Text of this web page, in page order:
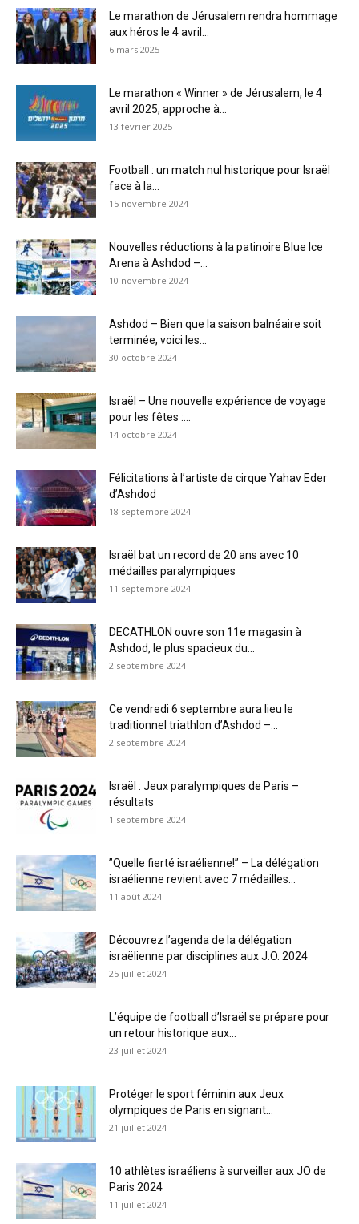
Le marathon de Jérusalem rendra hommage
aux héros le 4 avril...
6 mars 2025
Le marathon « Winner » de Jérusalem, le 4
avril 2025, approche à...
13 février 2025
Football : un match nul historique pour Israël
face à la...
15 novembre 2024
Nouvelles réductions à la patinoire Blue Ice
Arena à Ashdod –...
10 novembre 2024
Ashdod – Bien que la saison balnéaire soit
terminée, voici les...
30 octobre 2024
Israël – Une nouvelle expérience de voyage
pour les fêtes :...
14 octobre 2024
Félicitations à l’artiste de cirque Yahav Eder
d’Ashdod
18 septembre 2024
Israël bat un record de 20 ans avec 10
médailles paralympiques
11 septembre 2024
DECATHLON ouvre son 11e magasin à
Ashdod, le plus spacieux du...
2 septembre 2024
Ce vendredi 6 septembre aura lieu le
traditionnel triathlon d’Ashdod –...
2 septembre 2024
Israël : Jeux paralympiques de Paris –
résultats
1 septembre 2024
”Quelle fierté israélienne!” – La délégation
israélienne revient avec 7 médailles...
11 août 2024
Découvrez l’agenda de la délégation
israëlienne par disciplines aux J.O. 2024
25 juillet 2024
L’équipe de football d’Israël se prépare pour
un retour historique aux...
23 juillet 2024
Protéger le sport féminin aux Jeux
olympiques de Paris en signant...
21 juillet 2024
10 athlètes israéliens à surveiller aux JO de
Paris 2024
11 juillet 2024